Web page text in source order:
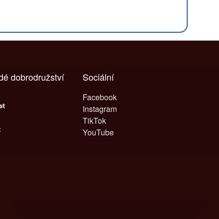
Sociální
Facebook
Instagram
TikTok
YouTube
dobrodružství